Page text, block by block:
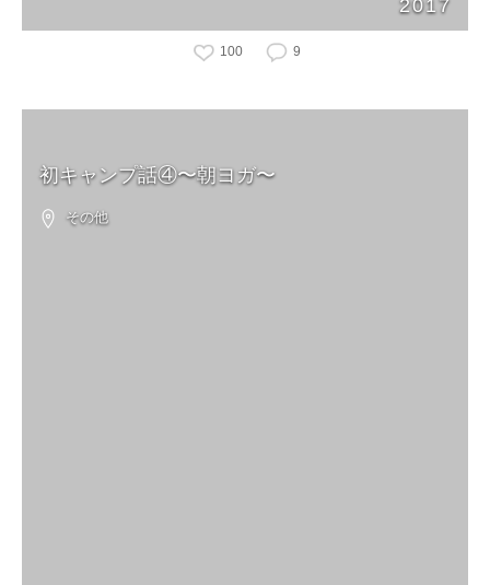
2017
100 9
初キャンプ話④〜朝ヨガ〜
その他